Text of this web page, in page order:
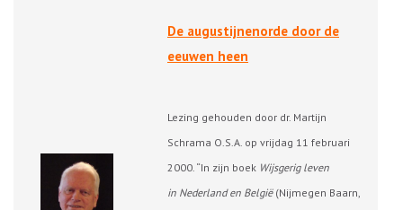
De augustijnenorde door de
eeuwen heen
Lezing gehouden door dr. Martijn
Schrama O.S.A. op vrijdag 11 februari
2000. “In zijn boek Wijsgerig leven
in Nederland en België (Nijmegen Baarn,